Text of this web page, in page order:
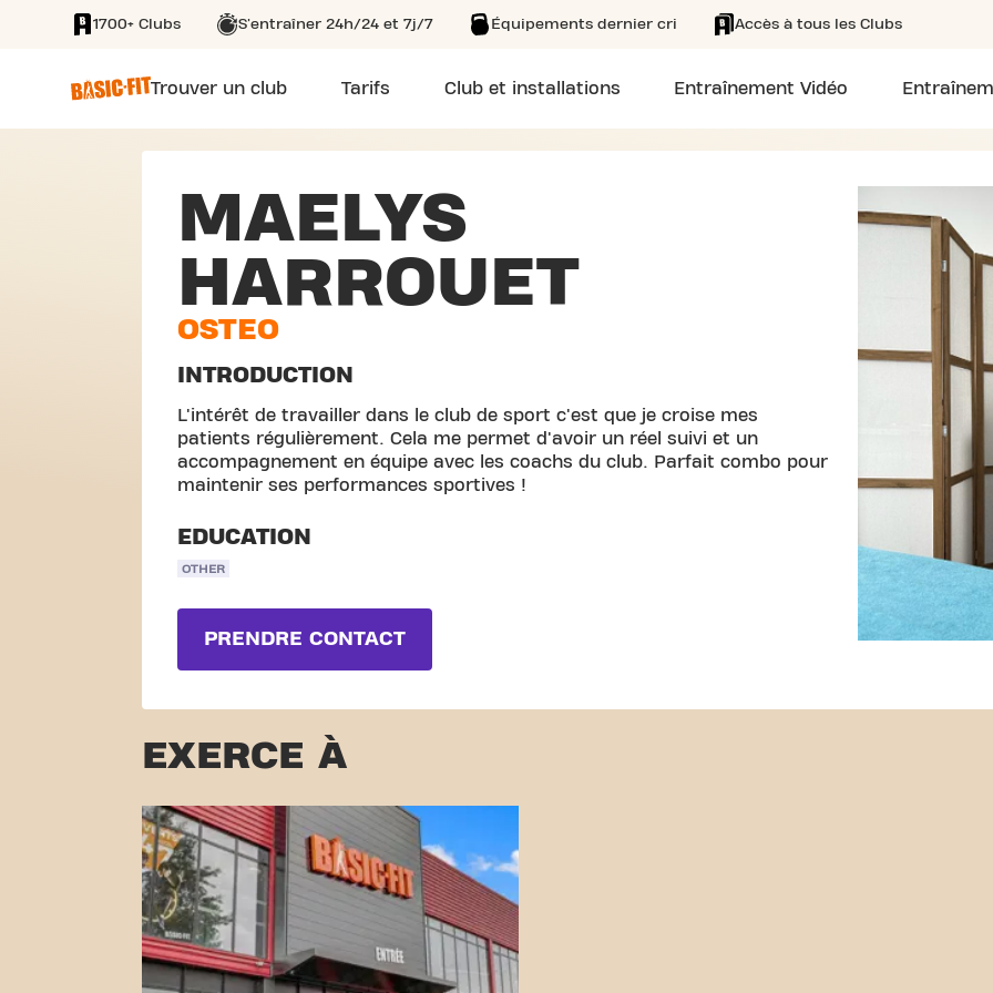
SKIP TO MAIN CONTENT
1700+ Clubs S'entraîner 24h/24 et 7j/7 Équipements dernier cri Accès à tous les Clubs
Trouver un club Tarifs Club et installations Entraînement Vidéo
MAELYS
HARROUET
OSTEO
INTRODUCTION
L'intérêt de travailler dans le club de sport c'est que je croise mes
patients régulièrement. Cela me permet d'avoir un réel suivi et un
accompagnement en équipe avec les coachs du club. Parfait combo pour
maintenir ses performances sportives !
EDUCATION
OTHER
PRENDRE CONTACT
EXERCE À